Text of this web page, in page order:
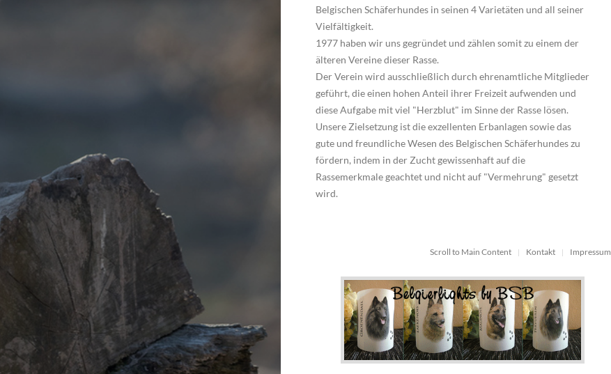
Belgischen Schäferhundes in seinen 4 Varietäten und all seiner
Vielfältigkeit.
1977 haben wir uns gegründet und zählen somit zu einem der
älteren Vereine dieser Rasse.
Der Verein wird ausschließlich durch ehrenamtliche Mitglieder
geführt, die einen hohen Anteil ihrer Freizeit aufwenden und
diese Aufgabe mit viel "Herzblut" im Sinne der Rasse lösen.
Unsere Zielsetzung ist die exzellenten Erbanlagen sowie das
gute und freundliche Wesen des Belgischen Schäferhundes zu
fördern, indem in der Zucht gewissenhaft auf die
Rassemerkmale geachtet und nicht auf "Vermehrung" gesetzt
wird.
Scroll to Main Content Kontakt Impressum